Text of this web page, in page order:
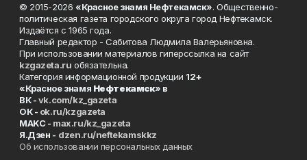
© 2015-2026 «Красное знамя Нефтекамск». Общественно-
политическая газета городского округа город Нефтекамск.
Издаётся с 1965 года.
Главный редактор - Сабитова Людмила Валерьяновна.
При использовании материалов гиперссылка на сайт
kzgazeta.ru обязательна.
Категория информационной продукции 12+
«Красное знамя Нефтекамск» в
ВК -vk.com/kz_gazeta
ОК - ok.ru/kzgazeta
MAKC - max.ru/kz_gazeta
Я.Дзен - dzen.ru/neftekamskkz
Об использовании персональных данных